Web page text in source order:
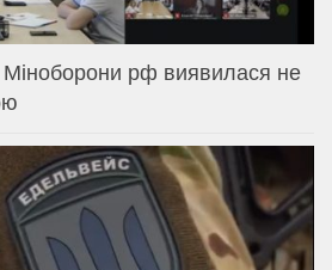
рф виявилася не